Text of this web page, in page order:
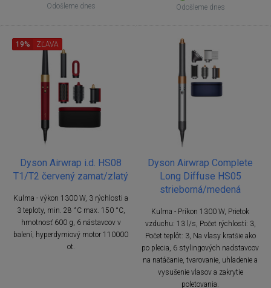
Odošleme dnes
Odošleme dnes
Dyson Airwrap i.d. HS08
T1/T2 červený zamat/zlatý
Kulma - výkon 1300 W, 3 rýchlosti a
3 teploty, min. 28 °C max. 150 °C,
hmotnosť 600 g, 6 nástavcov v
balení, hyperdymiový motor 110000
ot.
19% ZĽAVA
Dyson Airwrap Complete
Long Diffuse HS05
strieborná/medená
Kulma - Príkon 1300 W, Prietok
vzduchu: 13 l/s, Počet rýchlostí: 3,
Počet teplôt: 3, Na vlasy kratšie ako
po plecia, 6 stylingových nadstavcov
na natáčanie, tvarovanie, uhladenie a
vysušenie vlasov a zakrytie
poletovania.